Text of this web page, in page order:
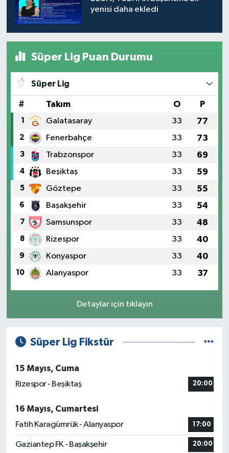
yenisi daha ekledi
Süper Lig Puan Durumu
Süper Lig
# Takım O P
1 Galatasaray 33 77
2 Fenerbahçe 33 73
3 Trabzonspor 33 69
4 Beşiktaş 33 59
5 Göztepe 33 55
6 Başakşehir 33 54
7 Samsunspor 33 48
8 Rizespor 33 40
9 Konyaspor 33 40
10 Alanyaspor 33 37
Detaylar için tıklayın
Süper Lig Fikstür
15 Mayıs, Cuma
Rizespor - Beşiktaş
20:00
16 Mayıs, Cumartesi
Fatih Karagümrük - Alanyaspor
17:00
Gaziantep FK - Başakşehir 20:00